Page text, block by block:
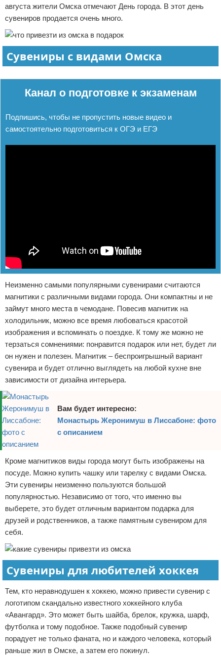
августа жители Омска отмечают День города. В этот день
сувениров продается очень много.
Сувениры с видами Омска
Канал о подготовке к экзаменам
Подпишись, чтобы не пропустить новые видео и
самостоятельно подготовиться к ОГЭ и ЕГЭ
Неизменно самыми популярными сувенирами считаются
магнитики с различными видами города. Они компактны и не
займут много места в чемодане. Повесив магнитик на
холодильник, можно все время любоваться красотой
изображения и вспоминать о поездке. К тому же можно не
терзаться сомнениями: понравится подарок или нет, будет ли
он нужен и полезен. Магнитик – беспроигрышный вариант
сувенира и будет отлично выглядеть на любой кухне вне
зависимости от дизайна интерьера.
Вам будет интересно:
Монастырь Жеронимуш в Лиссабоне: фото
с описанием
Кроме магнитиков виды города могут быть изображены на
посуде. Можно купить чашку или тарелку с видами Омска.
Эти сувениры неизменно пользуются большой
популярностью. Независимо от того, что именно вы
выберете, это будет отличным вариантом подарка для
друзей и родственников, а также памятным сувениром для
себя.
Сувениры для любителей хоккея
Тем, кто неравнодушен к хоккею, можно привести сувенир с
логотипом скандально известного хоккейного клуба
«Авангард». Это может быть шайба, брелок, кружка, шарф,
футболка и тому подобное. Также подобный сувенир
порадует не только фаната, но и каждого человека, который
раньше жил в Омске, а затем его покинул.